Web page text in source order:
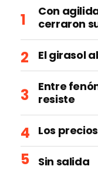
Con
cerraron
El girasol
Entre
resiste
Los
Sin salida